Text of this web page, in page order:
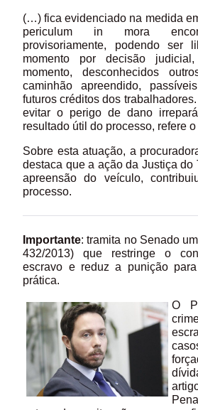
(…) fica evidenciado na medida
periculum in mora
provisoriamente, podendo ser
momento por decisão
momento, desconhecidos
caminhão apreendido,
futuros créditos dos
evitar o perigo de dano
resultado útil do processo, refere
Sobre esta atuação, a
destaca que a ação da Justiça do
apreensão do veículo,
processo.
Importante: tramita no Senado
432/2013) que restringe o
escravo e reduz a punição
prática.
O